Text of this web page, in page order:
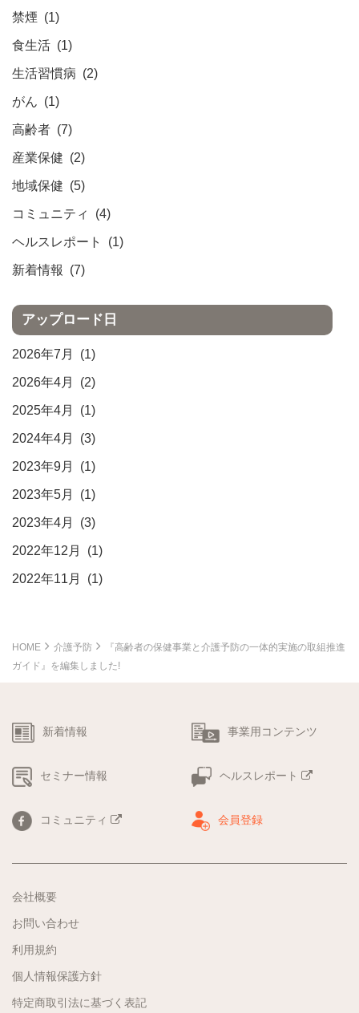
禁煙 (1)
食生活 (1)
生活習慣病 (2)
がん (1)
高齢者 (7)
産業保健 (2)
地域保健 (5)
コミュニティ (4)
ヘルスレポート (1)
新着情報 (7)
アップロード日
2026年7月 (1)
2026年4月 (2)
2025年4月 (1)
2024年4月 (3)
2023年9月 (1)
2023年5月 (1)
2023年4月 (3)
2022年12月 (1)
2022年11月 (1)
HOME 介護予防
『高齢者の保健事業と介護予防の一体的実施の取組推進
ガイド』を編集しました!
新着情報 事業用コンテンツ
セミナー情報 ヘルスレポート
コミュニティ 会員登録
会社概要
お問い合わせ
利用規約
個人情報保護方針
特定商取引法に基づく表記